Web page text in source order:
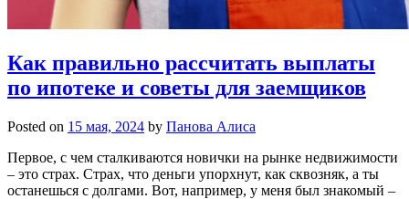
Как правильно рассчитать выплаты
по ипотеке и советы для заемщиков
Posted on 15 мая, 2024 by Панова Алиса
Первое, с чем сталкиваются новички на рынке недвижимости
– это страх. Страх, что деньги упорхнут, как сквозняк, а ты
останешься с долгами. Вот, например, у меня был знакомый –